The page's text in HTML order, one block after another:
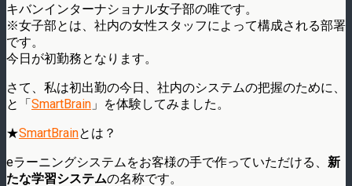
キバンインターナショナル女子部の唯です。
※女子部とは、社内の女性スタッフによって構成される部署
です。
今日が初勤務となります。
さて、私は初出勤の今日、社内のシステムの把握のために、
と「SmartBrain 」を体験してみました。
★SmartBrainとは？
eラーニングシステムをお客様の手で作っていただける、 新
たな学習システムの名称です。